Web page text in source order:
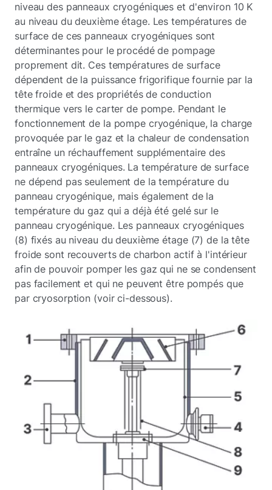
niveau des panneaux cryogéniques et d'environ 10 K
au niveau du deuxième étage. Les températures de
surface de ces panneaux cryogéniques sont
déterminantes pour le procédé de pompage
proprement dit. Ces températures de surface
dépendent de la puissance frigorifique fournie par la
tête froide et des propriétés de conduction
thermique vers le carter de pompe. Pendant le
fonctionnement de la pompe cryogénique, la charge
provoquée par le gaz et la chaleur de condensation
entraîne un réchauffement supplémentaire des
panneaux cryogéniques. La température de surface
ne dépend pas seulement de la température du
panneau cryogénique, mais également de la
température du gaz qui a déjà été gelé sur le
panneau cryogénique. Les panneaux cryogéniques
(8) fixés au niveau du deuxième étage (7) de la tête
froide sont recouverts de charbon actif à l'intérieur
afin de pouvoir pomper les gaz qui ne se condensent
pas facilement et qui ne peuvent être pompés que
par cryosorption (voir ci-dessous).